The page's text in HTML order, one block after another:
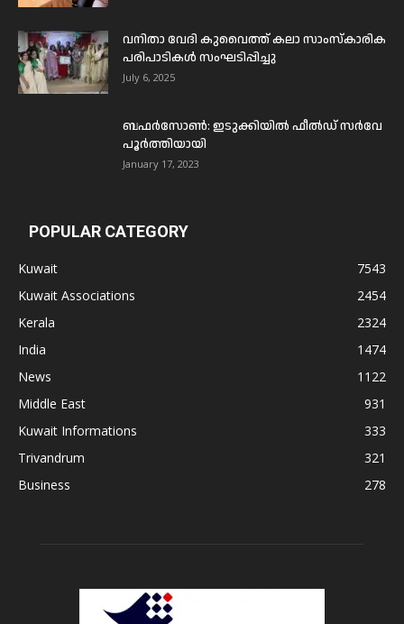
വനിതാ വേദി കുവൈത്ത് കലാ സാംസ്കാരിക
പരിപാടികൾ സംഘടിപ്പിച്ചു
July 6, 2025
ബഫര്‍സോണ്‍: ഇടുക്കിയില്‍ ഫീല്‍ഡ് സര്‍വേ
പൂര്‍ത്തിയായി
January 17, 2023
POPULAR CATEGORY
Kuwait
7543
Kuwait Associations
2454
Kerala
2324
India
1474
News
1122
Middle East
931
Kuwait Informations
333
Trivandrum
321
Business
278